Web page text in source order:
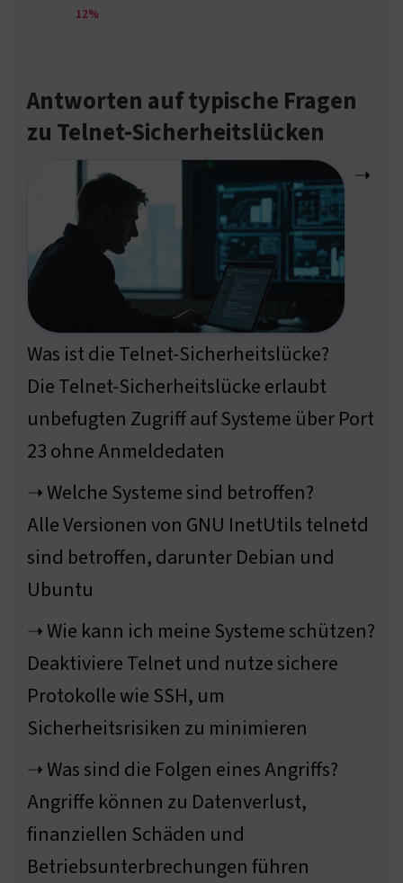
12%
Antworten auf typische Fragen
zu Telnet-Sicherheitslücken
➝
Was ist die Telnet-Sicherheitslücke?
Die Telnet-Sicherheitslücke erlaubt
unbefugten Zugriff auf Systeme über Port
23 ohne Anmeldedaten
➝ Welche Systeme sind betroffen?
Alle Versionen von GNU InetUtils telnetd
sind betroffen, darunter Debian und
Ubuntu
➝ Wie kann ich meine Systeme schützen?
Deaktiviere Telnet und nutze sichere
Protokolle wie SSH, um
Sicherheitsrisiken zu minimieren
➝ Was sind die Folgen eines Angriffs?
Angriffe können zu Datenverlust,
finanziellen Schäden und
Betriebsunterbrechungen führen